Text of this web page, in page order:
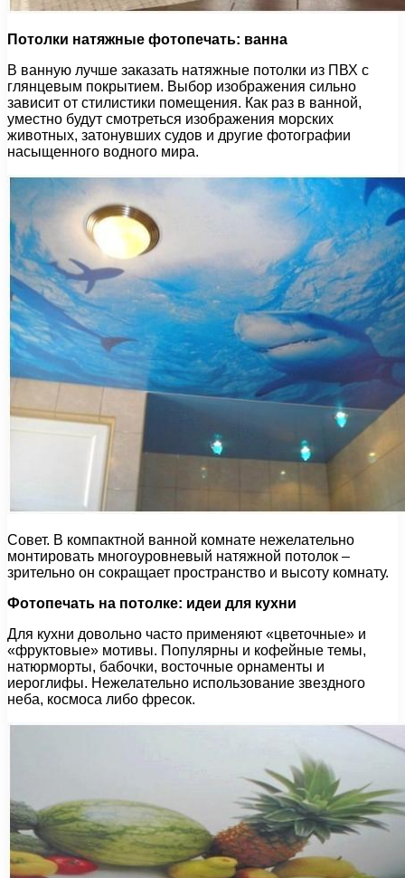
Потолки натяжные фотопечать: ванна
В ванную лучше заказать натяжные потолки из ПВХ с
глянцевым покрытием. Выбор изображения сильно
зависит от стилистики помещения. Как раз в ванной,
уместно будут смотреться изображения морских
животных, затонувших судов и другие фотографии
насыщенного водного мира.
Совет. В компактной ванной комнате нежелательно
монтировать многоуровневый натяжной потолок –
зрительно он сокращает пространство и высоту комнату.
Фотопечать на потолке: идеи для кухни
Для кухни довольно часто применяют «цветочные» и
«фруктовые» мотивы. Популярны и кофейные темы,
натюрморты, бабочки, восточные орнаменты и
иероглифы. Нежелательно использование звездного
неба, космоса либо фресок.